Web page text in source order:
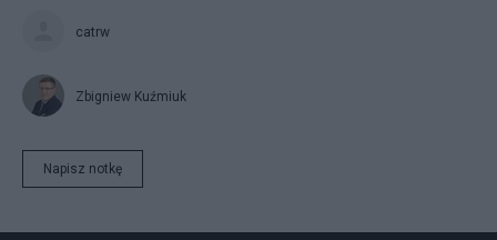
catrw
Zbigniew Kuźmiuk
Napisz notkę